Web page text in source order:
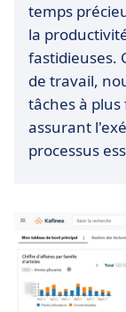
temps
la
fastidieuses.
de travail,
tâches à
assurant
processus